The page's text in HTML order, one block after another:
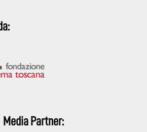
Media Partner: